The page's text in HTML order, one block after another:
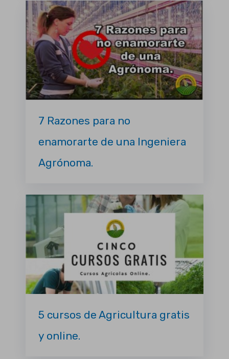
7 Razones para no
enamorarte de una Ingeniera
Agrónoma.
5 cursos de Agricultura gratis
y online.